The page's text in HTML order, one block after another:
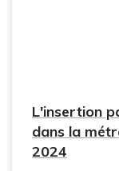
L'insertion
dans la
2024